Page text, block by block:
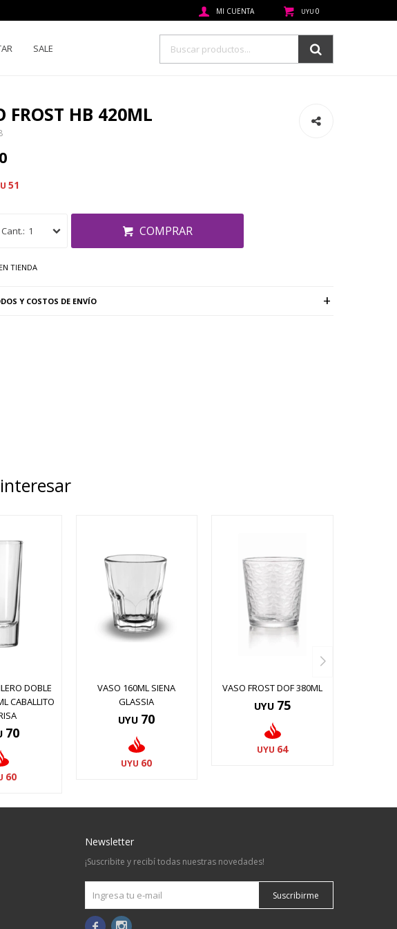
SALE
UYU 0
FROST HB 420ML
51
1 COMPRAR
TIENDA
Y COSTOS DE ENVÍO
DOBLE
CABALLITO
70
60
VASO 160ML SIENA
GLASSIA
UYU 70
UYU 60
VASO FROST DOF 380ML
UYU 75
UYU 64
Newsletter
¡Suscribite y recibí todas nuestras novedades!
Suscribirme
 